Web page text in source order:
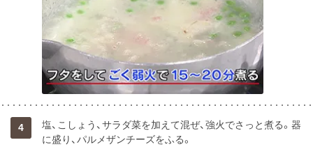
4
塩、こしょう、サラダ菜を加えて混ぜ、強火でさっと煮る。器
に盛り、パルメザンチーズをふる。